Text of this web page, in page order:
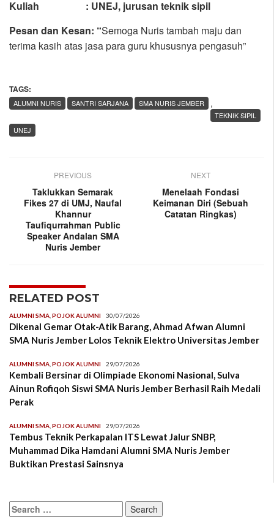
Kuliah : UNEJ, jurusan teknik sipil
Pesan dan Kesan: “Semoga Nuris tambah maju dan
terima kasih atas jasa para guru khususnya pengasuh”
TAGS:
,
ALUMNI NURIS SANTRI SARJANA
SMA NURIS JEMBER
TEKNIK SIPIL
UNEJ
PREVIOUS
Taklukkan Semarak
Fikes 27 di UMJ, Naufal
Khannur
Taufiqurrahman Public
Speaker Andalan SMA
Nuris Jember
NEXT
Menelaah Fondasi
Keimanan Diri (Sebuah
Catatan Ringkas)
RELATED POST
ALUMNI SMA,POJOK ALUMNI 30/07/2026
Dikenal Gemar Otak-Atik Barang, Ahmad Afwan Alumni
SMA Nuris Jember Lolos Teknik Elektro Universitas Jember
ALUMNI SMA,POJOK ALUMNI 29/07/2026
Kembali Bersinar di Olimpiade Ekonomi Nasional, Sulva
Ainun Rofiqoh Siswi SMA Nuris Jember Berhasil Raih Medali
Perak
ALUMNI SMA,POJOK ALUMNI 29/07/2026
Tembus Teknik Perkapalan ITS Lewat Jalur SNBP,
Muhammad Dika Hamdani Alumni SMA Nuris Jember
Buktikan Prestasi Sainsnya
Search
for: